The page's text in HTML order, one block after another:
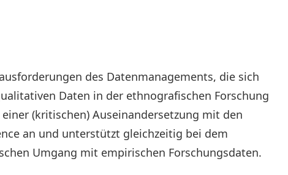
des Datenmanagements, die sich
Daten in der ethnografischen Forschung
(kritischen) Auseinandersetzung mit den
an und unterstützt gleichzeitig bei dem
Umgang mit empirischen Forschungsdaten.